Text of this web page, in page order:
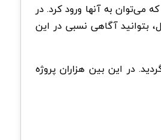
می‌توان به آنها ورود کرد. در
بتوانید آگاهی نسبی در این
راه‌اندازی بیت‌کوین در سال ۲۰۰۹، صنعت بلاکچین شکوفا گردید. در این بین هزاران پروژه